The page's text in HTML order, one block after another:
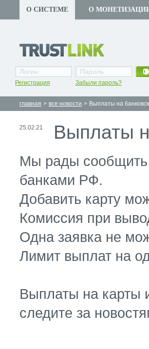
О СИСТЕМЕ О
Регистрация Забыли пароль?
главная > все новости > Выплаты на
25.02.21 Выплаты
Мы рады сообщить
банками РФ.
Добавить карту
Комиссия при
Одна заявка не
Лимит выплат на
Выплаты на карты
следите за